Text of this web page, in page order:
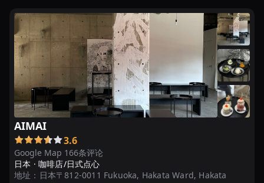
ス
イ
ツ
あ
ま
お
う
新
AIMAI
Google Map 166条评论
3.6
日本 · 咖啡店/日式点心
地址： 日本〒812-0011 Fukuoka, Hakata Ward, Hakata